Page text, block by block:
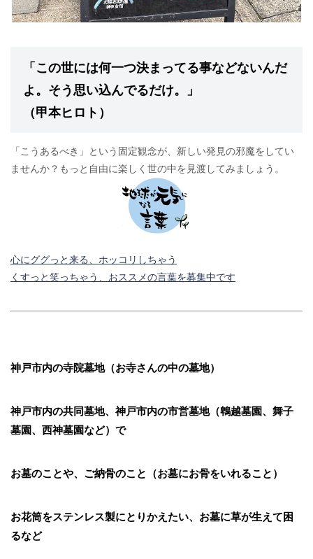
「この世には何一つ決まってる事などないんだ
よ。そう思い込んでるだけ。」
（甲本ヒロト）
「こうあるべき」という固定観念が、新しい発見の邪魔をしてい
ませんか？もっと自由に楽しく世の中を見渡してみましょう。
心にググっと来る、ホッコリしちゃう
くすっと笑っちゃう、おススメの言葉を募集中です
神戸市内の寺院墓地（お寺さんの中の墓地）
神戸市内の共同墓地、神戸市内の市営墓地（鵯越墓園、舞子
墓園、西神墓園など）で
お墓のことや、ご納骨のこと（お墓にお骨をいれること）
お花筒をステンレス製にとりかえたい、お墓に草が生えて困
るなど